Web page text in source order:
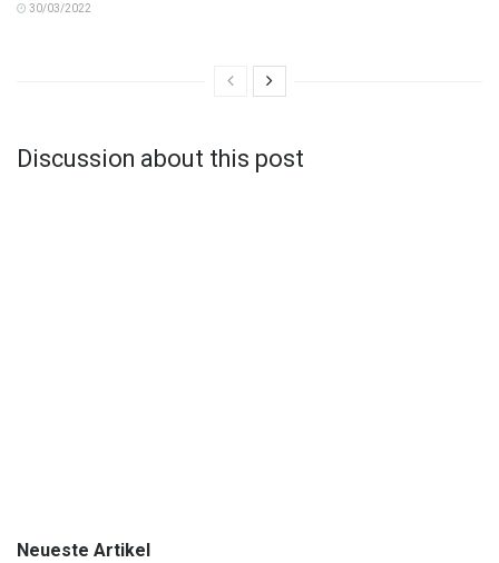
30/03/2022
Discussion about this post
Neueste Artikel